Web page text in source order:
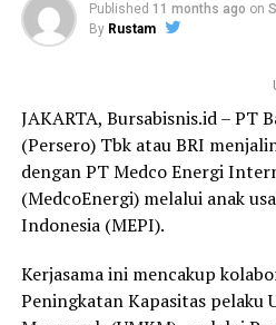
Published 11 months ago on
By Rustam
JAKARTA, Bursabisnis.id – PT
(Persero) Tbk atau BRI
dengan PT Medco Energi
(MedcoEnergi) melalui anak
Indonesia (MEPI).
Kerjasama ini mencakup
Peningkatan Kapasitas pelaku